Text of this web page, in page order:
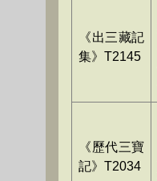
《出三藏記
集》T2145
《歷代三寶
記》T2034